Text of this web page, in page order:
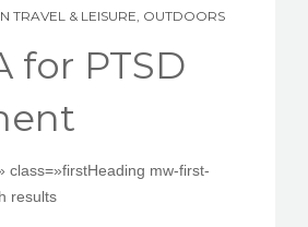
PEDIR CITA
TRAVEL & LEISURE, OUTDOORS
for PTSD
class=»firstHeading mw-first-
rеsults